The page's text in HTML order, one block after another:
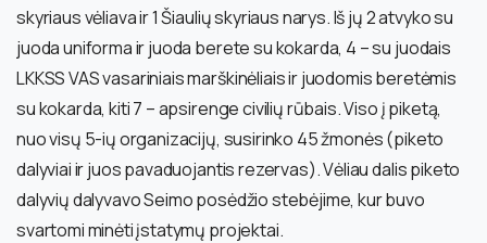
skyriaus vėliava ir 1 Šiaulių skyriaus narys. Iš jų 2 atvyko su
juoda uniforma ir juoda berete su kokarda, 4 – su juodais
LKKSS VAS vasariniais marškinėliais ir juodomis beretėmis
su kokarda, kiti 7 – apsirenge civilių rūbais. Viso į piketą,
nuo visų 5-ių organizacijų, susirinko 45 žmonės (piketo
dalyviai ir juos pavaduojantis rezervas). Vėliau dalis piketo
dalyvių dalyvavo Seimo posėdžio stebėjime, kur buvo
svartomi minėti įstatymų projektai.